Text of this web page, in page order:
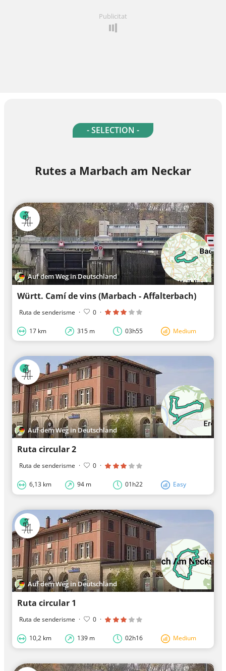
Publicitat
- SELECTION -
Rutes a Marbach am Neckar
Auf dem Weg in Deutschland
Württ. Camí de vins (Marbach - Affalterbach)
Ruta de senderisme · 0 ·
17 km 315 m 03h55 Medium
Auf dem Weg in Deutschland
Ruta circular 2
Ruta de senderisme · 0 ·
6,13 km 94 m 01h22 Easy
Auf dem Weg in Deutschland
Ruta circular 1
Ruta de senderisme · 0 ·
10,2 km 139 m 02h16 Medium